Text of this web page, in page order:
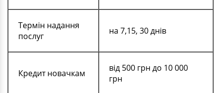
Термін надання
послуг
на 7,15, 30 днів
Кредит новачкам
від 500 грн до 10 000
грн